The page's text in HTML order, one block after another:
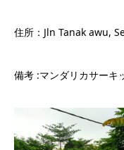
住所：Jln Tanak awu,
備考 :マンダリカサーキ